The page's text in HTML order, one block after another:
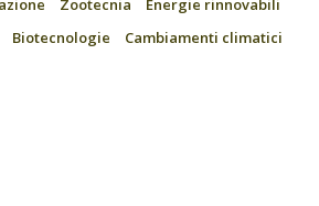
Zootecnia
Energie rinnovabili
Biotecnologie
Cambiamenti climatici